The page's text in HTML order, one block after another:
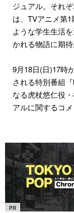
ジュアル。それ
は、TVアニメ第
ような学生生活
かれる物語に期待
9月18日(日)17時
される特別番組
なる虎杖悠仁役
アルに関するコ
PR